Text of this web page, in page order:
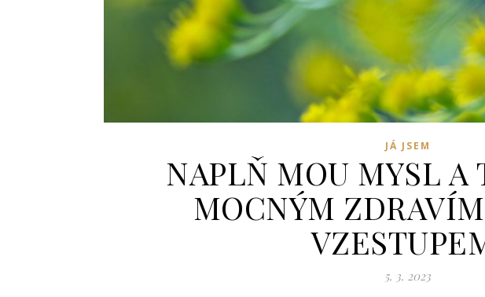
JÁ JSEM
NAPLŇ MOU MYSL A
MOCNÝM
5. 3. 2023